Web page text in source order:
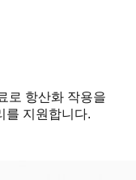
로 항산화 작용을
를 지원합니다.